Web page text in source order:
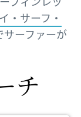
・サーフ・
サーファーが
チ